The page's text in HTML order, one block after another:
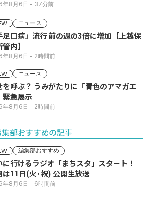
年8月6日 - 37分前
ニュース
病」流行 前の週の3倍に増加【上越保
内】
年8月6日 - 2時間前
ニュース
を呼ぶ？ うみがたりに「青色のアマガエ
緊急展示
年8月6日 - 2時間前
部おすすめの記事
編集部おすすめ
に行けるラジオ「まちスタ」スタート！
は11日(火･祝) 公開生放送
年8月6日 - 6時間前